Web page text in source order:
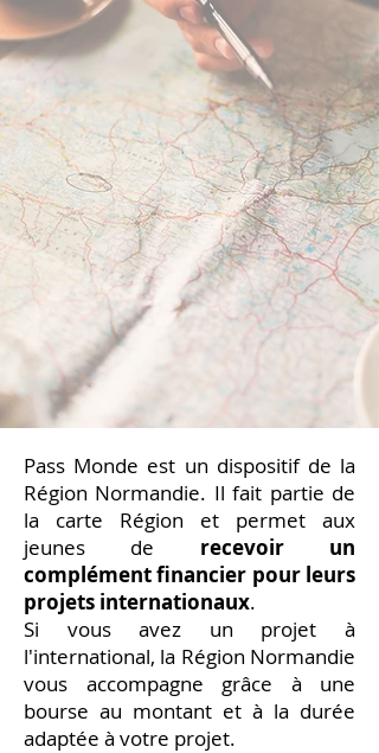
Pass Monde est un dispositif de la
Région Normandie. Il fait partie de
la carte Région et permet aux
jeunes de recevoir un
complément financier pour leurs
projets internationaux.
Si vous avez un projet à
l'international, la Région Normandie
vous accompagne grâce à une
bourse au montant et à la durée
adaptée à votre projet.